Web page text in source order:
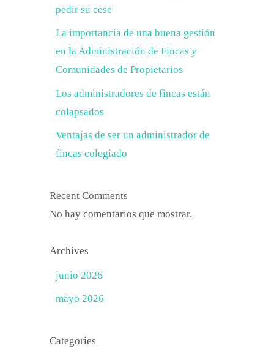
pedir su cese
La importancia de una buena gestión
en la Administración de Fincas y
Comunidades de Propietarios
Los administradores de fincas están
colapsados
Ventajas de ser un administrador de
fincas colegiado
Recent Comments
No hay comentarios que mostrar.
Archives
junio 2026
mayo 2026
Categories